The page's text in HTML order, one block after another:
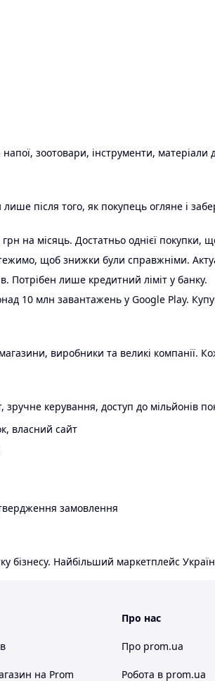
зоотовари, інструменти, матеріали
після того, як покупець огляне і
на місяць. Достатньо однієї покупки,
щоб знижки були справжніми.
Потрібен лише кредитний ліміт у банку.
10 млн завантажень у Google Play.
виробники та великі компанії.
керування, доступ до мільйонів
власний сайт
замовлення
бізнесу. Найбільший маркетплейс
на Prom
Про нас
Про prom.ua
Робота в prom.ua